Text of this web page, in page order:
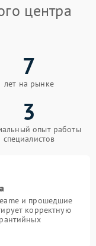
центра
7
лет на рынке
3
опыт работы
специалистов
и прошедшие
корректную